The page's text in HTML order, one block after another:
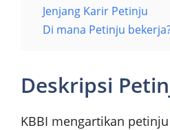
Jenjang Karir Petinju
Di mana Petinju
Deskripsi
KBBI mengartikan